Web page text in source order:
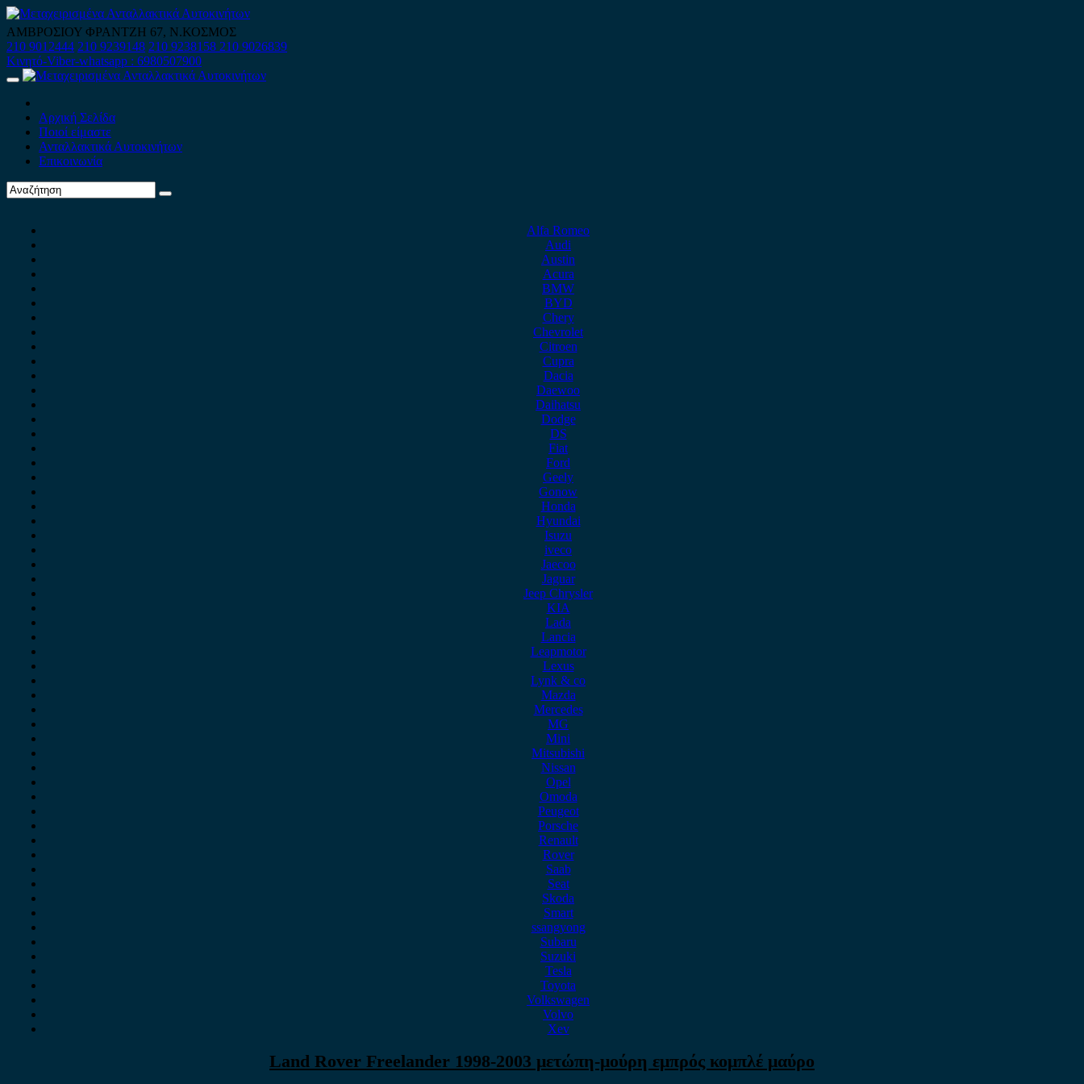
Skip
to
content
ΑΜΒΡΟΣΙΟΥ ΦΡΑΝΤΖΗ 67, Ν.ΚΟΣΜΟΣ
210 9012444 210 9239148 210 9238158 210 9026839
Κινητό-Viber-whatsapp : 6980507900
Primary
Αρχική Σελίδα
Ποιοί είμαστε
Ανταλλακτικά Αυτοκινήτων
Επικοινωνία
Alfa Romeo
Audi
Austin
Acura
BMW
BYD
Chery
Chevrolet
Citroen
Cupra
Dacia
Daewoo
Daihatsu
Dodge
DS
Fiat
Ford
Geely
Gonow
Honda
Hyundai
Isuzu
iveco
Jaecoo
Jaguar
Jeep Chrysler
KIA
Lada
Lancia
Leapmotor
Lexus
Lynk & co
Mazda
Mercedes
MG
Mini
Mitsubishi
Nissan
Opel
Omoda
Peugeot
Porsche
Renault
Rover
Saab
Seat
Skoda
Smart
ssangyong
Subaru
Suzuki
Tesla
Toyota
Volkswagen
Volvo
Xev
Land Rover Freelander 1998-2003 μετώπη-μούρη εμπρός κομπλέ μαύρο